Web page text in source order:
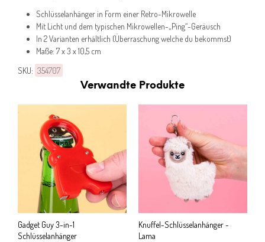
Schlüsselanhänger in Form einer Retro-Mikrowelle
Mit Licht und dem typischen Mikrowellen-„Ping“-Geräusch
In 2 Varianten erhältlich (Überraschung welche du bekommst)
Maße: 7 x 3 x 10,5 cm
SKU: 354707
Verwandte Produkte
Gadget Guy 3-in-1
Schlüsselanhänger
Knuffel-Schlüsselanhänger -
Lama